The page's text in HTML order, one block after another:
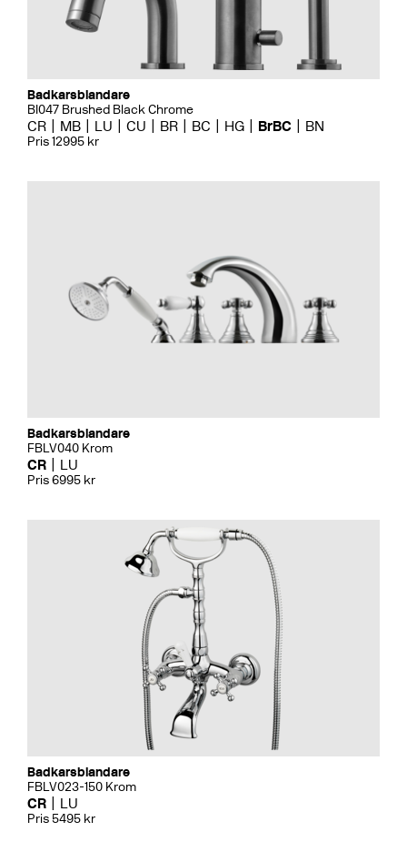
Badkarsblandare
BI047 Brushed Black Chrome
CR MB LU CU BR BC HG BrBC BN
Pris 12995 kr
Badkarsblandare
FBLV040 Krom
CR LU
Pris 6995 kr
Badkarsblandare
FBLV023-150 Krom
CR LU
Pris 5495 kr